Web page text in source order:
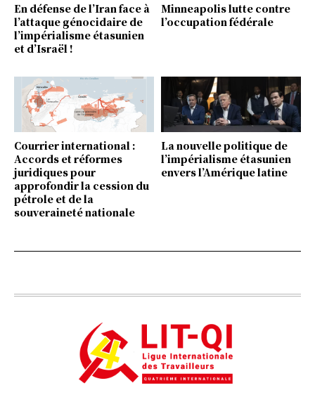
En défense de l’Iran face à
l’attaque génocidaire de
l’impérialisme étasunien
et d’Israël !
Minneapolis lutte contre
l’occupation fédérale
Courrier international :
Accords et réformes
juridiques pour
approfondir la cession du
pétrole et de la
souveraineté nationale
La nouvelle politique de
l’impérialisme étasunien
envers l’Amérique latine